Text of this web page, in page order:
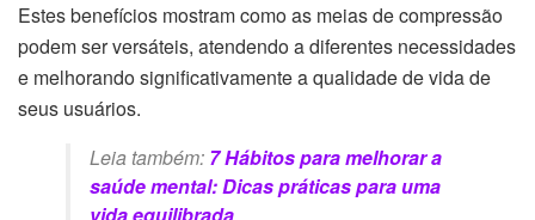
Estes benefícios mostram como as meias de compressão
podem ser versáteis, atendendo a diferentes necessidades
e melhorando significativamente a qualidade de vida de
seus usuários.
Leia também: 7 Hábitos para melhorar a
saúde mental: Dicas práticas para uma